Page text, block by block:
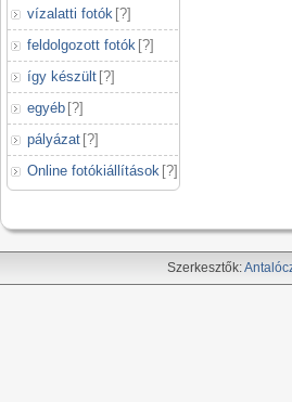
vízalatti fotók [?]
feldolgozott fotók [?]
így készült [?]
egyéb [?]
pályázat [?]
Online fotókiállítások [?]
Szerkesztők: